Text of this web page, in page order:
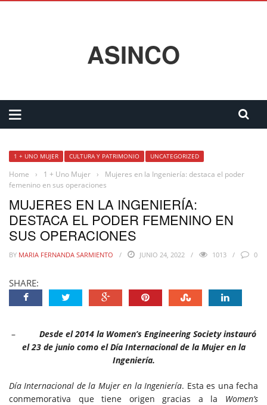
ASINCO
1 + UNO MUJER CULTURA Y PATRIMONIO UNCATEGORIZED
Home › 1 + Uno Mujer ›
Mujeres en la Ingeniería: destaca el poder
femenino en sus operaciones
MUJERES EN LA INGENIERÍA:
DESTACA EL PODER FEMENINO EN
SUS OPERACIONES
BY MARIA FERNANDA SARMIENTO JUNIO 24, 2022 1013 0
SHARE:
– Desde el 2014 la Women’s Engineering Society instauró
el 23 de junio como el Día Internacional de la Mujer en la
Ingeniería.
Día Internacional de la Mujer en la Ingeniería. Esta es una fecha
conmemorativa que tiene origen gracias a la Women’s